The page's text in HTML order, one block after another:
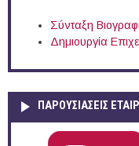
Σύνταξη
Δημιουργία
ΠΑΡΟΥΣΙΆΣΕΙΣ